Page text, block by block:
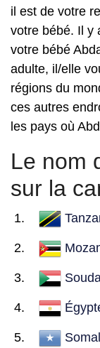
il est de votre
votre bébé. Il y
votre bébé
adulte, il/elle
régions du
ces autres
les pays où
Le nom
sur la